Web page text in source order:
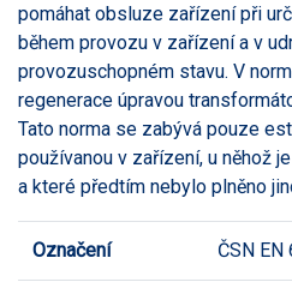
pomáhat obsluze zařízení při
během provozu v zařízení a v
provozuschopném stavu. V
regenerace úpravou
Tato norma se zabývá pouze
používanou v zařízení, u něhož
a které předtím nebylo plněno
Označení ČSN